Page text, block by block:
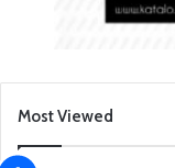
Most Viewed